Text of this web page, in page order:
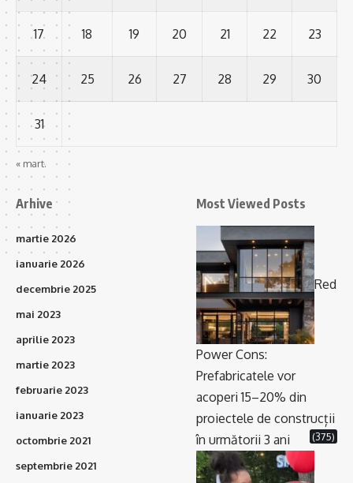
17 18 19 20 21 22 23
24 25 26 27 28 29 30
31
« mart.
Arhive
martie 2026
ianuarie 2026
decembrie 2025
mai 2023
aprilie 2023
martie 2023
februarie 2023
ianuarie 2023
octombrie 2021
septembrie 2021
Most Viewed Posts
Red
Power Cons:
Prefabricatele vor
acoperi 15–20% din
proiectele de construcții
în următorii 3 ani
(375)